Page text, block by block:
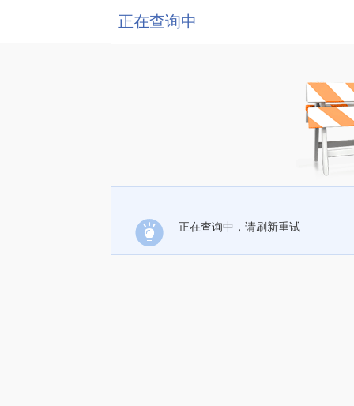
正在查询中
正在查询中，请刷新重试